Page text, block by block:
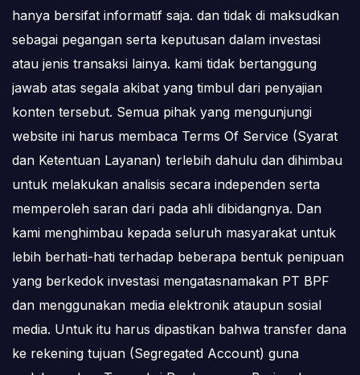
hanya bersifat informatif saja. dan tidak di maksudkan
sebagai pegangan serta keputusan dalam investasi
atau jenis transaksi lainya. kami tidak bertanggung
jawab atas segala akibat yang timbul dari penyajian
konten tersebut. Semua pihak yang mengunjungi
website ini harus membaca Terms Of Service (Syarat
dan Ketentuan Layanan) terlebih dahulu dan dihimbau
untuk melakukan analisis secara independen serta
memperoleh saran dari pada ahli dibidangnya. Dan
kami menghimbau kepada seluruh masyarakat untuk
lebih berhati-hati terhadap beberapa bentuk penipuan
yang berkedok investasi mengatasnamakan PT BPF
dan menggunakan media elektronik ataupun sosial
media. Untuk itu harus dipastikan bahwa transfer dana
ke rekening tujuan (Segregated Account) guna